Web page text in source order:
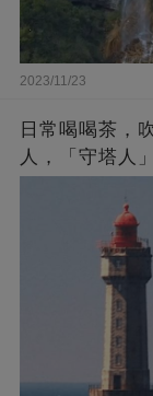
2023/11/23
日常喝喝茶，
人，「守塔人